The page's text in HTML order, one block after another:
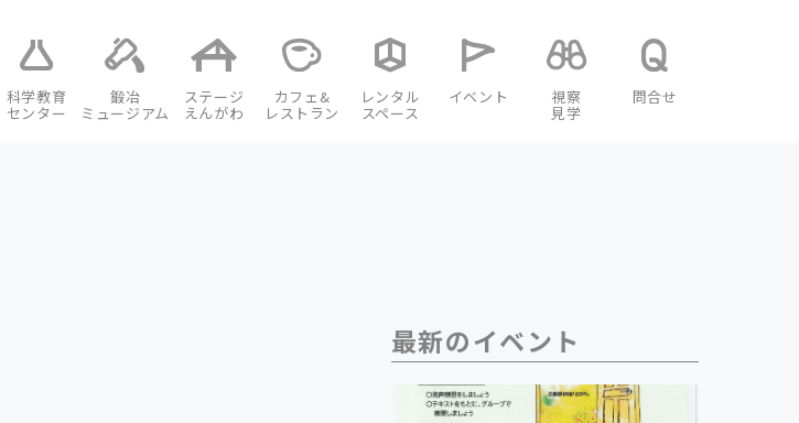
科学教育
センター
鍛冶
ミュージアム
ステージ
えんがわ
カフェ&
レストラン
レンタル
スペース
イベント 視察
見学
問合せ
最新のイベント